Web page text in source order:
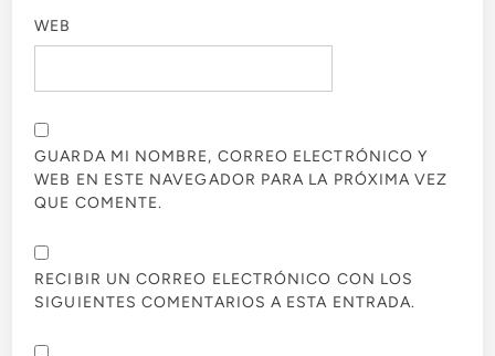
WEB
GUARDA MI NOMBRE, CORREO ELECTRÓNICO Y
WEB EN ESTE NAVEGADOR PARA LA PRÓXIMA VEZ
QUE COMENTE.
RECIBIR UN CORREO ELECTRÓNICO CON LOS
SIGUIENTES COMENTARIOS A ESTA ENTRADA.